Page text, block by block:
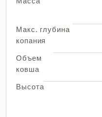
Макс. глубина
копания
Объем
ковша
Высота